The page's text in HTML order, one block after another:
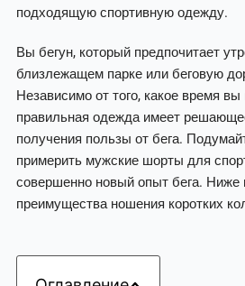
подходящую спортивную одежду.
Вы бегун, который предпочитает
близлежащем парке или беговую
Независимо от того, какое время вы
правильная одежда имеет
получения пользы от бега.
примерить мужские шорты для
совершенно новый опыт бега. Ниже
преимущества ношения коротких